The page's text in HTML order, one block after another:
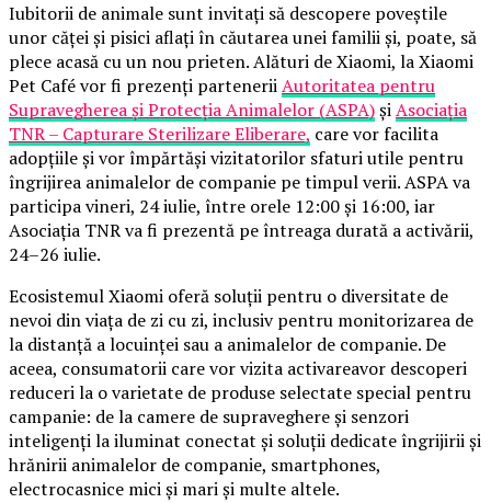
Iubitorii de animale sunt invitați să descopere poveștile
unor căței și pisici aflați în căutarea unei familii și, poate, să
plece acasă cu un nou prieten. Alături de Xiaomi, la Xiaomi
Pet Café vor fi prezenți parteneriiAutoritatea pentru
Supravegherea și Protecția Animalelor (ASPA)șiAsociația
TNR – Capturare Sterilizare Eliberare, care vor facilita
adopțiile și vor împărtăși vizitatorilor sfaturi utile pentru
îngrijirea animalelor de companie pe timpul verii. ASPA va
participa vineri, 24 iulie, între orele 12:00 și 16:00, iar
Asociația TNR va fi prezentă pe întreaga durată a activării,
24–26 iulie.
Ecosistemul Xiaomi oferă soluții pentru o diversitate de
nevoi din viața de zi cu zi, inclusiv pentru monitorizarea de
la distanță a locuinței sau a animalelor de companie. De
aceea, consumatorii care vor vizita activareavor descoperi
reduceri la o varietate de produse selectate special pentru
campanie: de la camere de supraveghere și senzori
inteligenți la iluminat conectat și soluții dedicate îngrijirii și
hrănirii animalelor de companie, smartphones,
electrocasnice mici și mari și multe altele.